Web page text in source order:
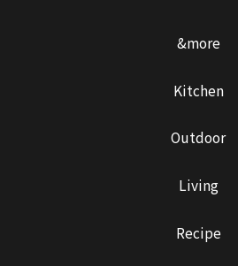
&more
Kitchen
Outdoor
Living
Recipe